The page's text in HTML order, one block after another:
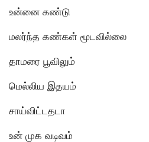
உன்னை கண்டு
மலர்ந்த கண்கள் மூடவில்லை
தாமரை பூவிலும்
மெல்லிய இதயம்
சாய்விட்டதடா
உன் முக வடிவம்